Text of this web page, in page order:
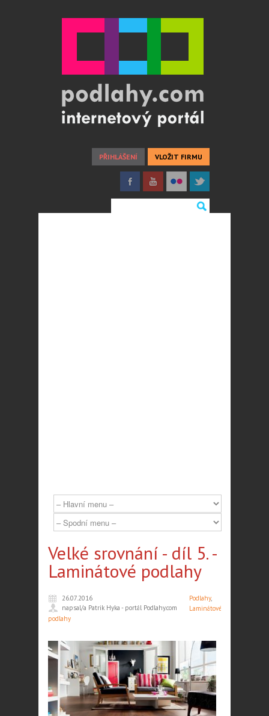
VLOŽIT FIRMU
PŘIHLÁŠENÍ
Velké srovnání - díl 5. -
Laminátové podlahy
26.07.2016
napsal/a Patrik Hyka - portál Podlahy.com
Podlahy,
Laminátové
podlahy